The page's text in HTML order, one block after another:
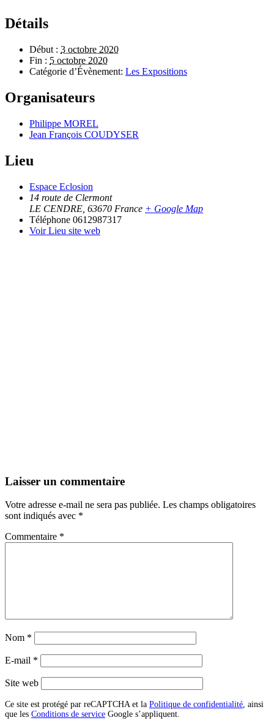
Détails
Début : 3 octobre 2020
Fin : 5 octobre 2020
Catégorie d’Évènement: Les Expositions
Organisateurs
Philippe MOREL
Jean François COUDYSER
Lieu
Espace Eclosion
14 route de Clermont
LE CENDRE 63670 France + Google Map
Téléphone 0612987317
Voir Lieu site web
Laisser un commentaire
Votre adresse e-mail ne sera pas publiée. Les champs obligatoires
sont indiqués avec *
Commentaire *
Nom *
E-mail *
Site web
Ce site est protégé par reCAPTCHA et la Politique de confidentialité, ainsi
que les Conditions de service Google s’appliquent.